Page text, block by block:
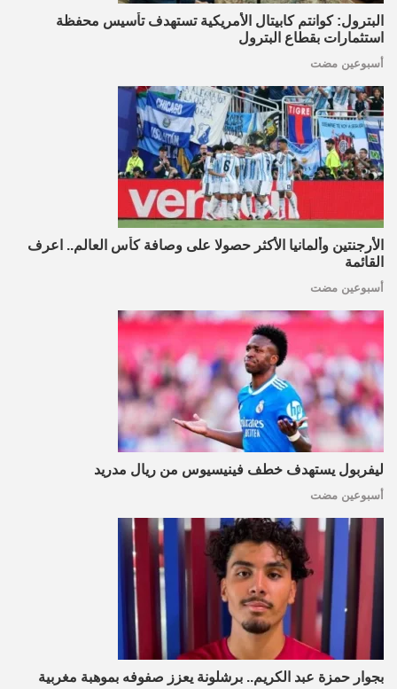
البترول: كوانتم كابيتال الأمريكية تستهدف تأسيس محفظة
استثمارات بقطاع البترول
أسبوعين مضت
الأرجنتين وألمانيا الأكثر حصولا على وصافة كأس العالم.. اعرف
القائمة
أسبوعين مضت
ليفربول يستهدف خطف فينيسيوس من ريال مدريد
أسبوعين مضت
بجوار حمزة عبد الكريم.. برشلونة يعزز صفوفه بموهبة مغربية